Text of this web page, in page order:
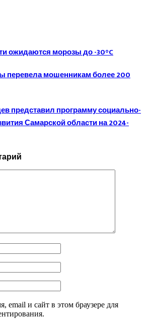
ожидаются морозы до -30°C
перевела мошенникам более 200
представил программу социально-
Самарской области на 2024-
email и сайт в этом браузере для